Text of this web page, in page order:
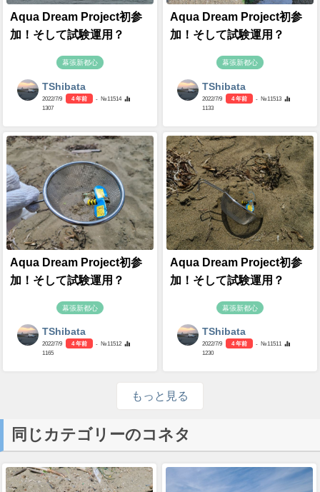
Aqua Dream Project初参
加！そして試験運用？
幕張新都心
TShibata
2022/7/9 4 年前
- №11514
1307
Aqua Dream Project初参
加！そして試験運用？
幕張新都心
TShibata
2022/7/9 4 年前
- №11513
1133
Aqua Dream Project初参
加！そして試験運用？
幕張新都心
TShibata
2022/7/9 4 年前
- №11512
1165
Aqua Dream Project初参
加！そして試験運用？
幕張新都心
TShibata
2022/7/9 4 年前
- №11511
1230
もっと見る
同じカテゴリーのコネタ